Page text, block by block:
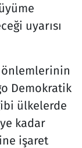
uyarısı
önlemlerinin
Demokratik
ülkelerde
kadar
işaret